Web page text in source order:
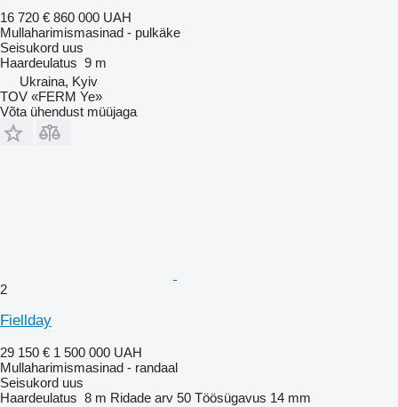
16 720 € 860 000 UAH
Mullaharimismasinad - pulkäke
Seisukord uus
Haardeulatus 9 m
Ukraina, Kyiv
TOV «FERM Ye»
Võta ühendust müüjaga
2
Fiellday
29 150 € 1 500 000 UAH
Mullaharimismasinad - randaal
Seisukord uus
Haardeulatus 8 m Ridade arv 50 Töösügavus 14 mm